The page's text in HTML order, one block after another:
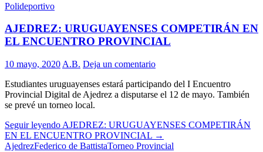
Polideportivo
AJEDREZ: URUGUAYENSES COMPETIRÁN EN
EL ENCUENTRO PROVINCIAL
10 mayo, 2020 A.B. Deja un comentario
Estudiantes uruguayenses estará participando del I Encuentro
Provincial Digital de Ajedrez a disputarse el 12 de mayo. También
se prevé un torneo local.
Seguir leyendo AJEDREZ: URUGUAYENSES COMPETIRÁN
EN EL ENCUENTRO PROVINCIAL →
AjedrezFederico de BattistaTorneo Provincial